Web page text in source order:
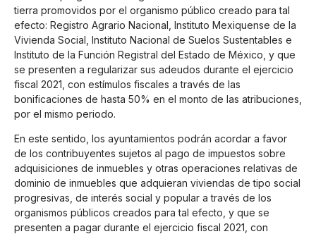
tierra promovidos por el organismo público creado para tal
efecto: Registro Agrario Nacional, Instituto Mexiquense de la
Vivienda Social, Instituto Nacional de Suelos Sustentables e
Instituto de la Función Registral del Estado de México, y que
se presenten a regularizar sus adeudos durante el ejercicio
fiscal 2021, con estímulos fiscales a través de las
bonificaciones de hasta 50% en el monto de las atribuciones,
por el mismo periodo.
En este sentido, los ayuntamientos podrán acordar a favor
de los contribuyentes sujetos al pago de impuestos sobre
adquisiciones de inmuebles y otras operaciones relativas de
dominio de inmuebles que adquieran viviendas de tipo social
progresivas, de interés social y popular a través de los
organismos públicos creados para tal efecto, y que se
presenten a pagar durante el ejercicio fiscal 2021, con